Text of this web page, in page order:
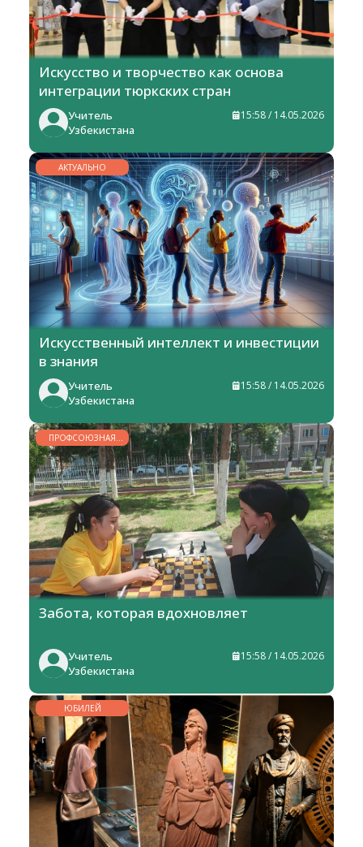
Искусство и творчество как основа
интеграции тюркских стран
Учитель
Узбекистана
15:58 / 14.05.2026
АКТУАЛЬНО
Искусственный интеллект и инвестиции
в знания
Учитель
Узбекистана
15:58 / 14.05.2026
ПРОФСОЮЗНАЯ
ЖИЗНЬ
Забота, которая вдохновляет
Учитель
Узбекистана
15:58 / 14.05.2026
ЮБИЛЕЙ